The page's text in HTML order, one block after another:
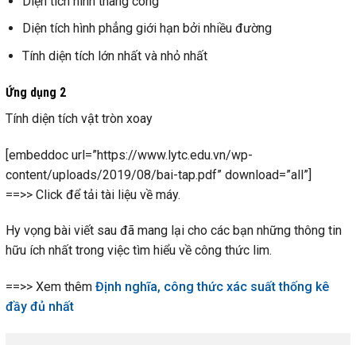
Diện tích hình phẳng giới hạn bởi nhiều đường
Tính diện tích lớn nhất và nhỏ nhất
Ứng dụng 2
Tính diện tích vật tròn xoay
[embeddoc url=”https://www.lytc.edu.vn/wp-
content/uploads/2019/08/bai-tap.pdf” download=”all”]
==>> Click để tải tài liệu về máy.
Hy vọng bài viết sau đã mang lại cho các bạn những thông tin
hữu ích nhất trong việc tìm hiểu về công thức lim.
==>> Xem thêm Định nghĩa, công thức xác suất thống kê
đầy đủ nhất